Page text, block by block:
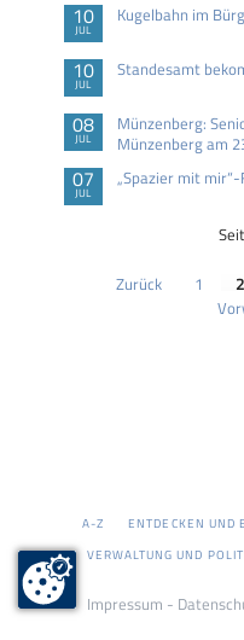
10
JUL
Kugelbahn im
10
JUL
Standesamt
08
JUL
Münzenberg:
Münzenberg am
07
JUL
„Spazier mit
Zurück 1 2
NAVIGATION
A-Z ENTDECKEN UND
VERWALTUNG UND
Impressum -